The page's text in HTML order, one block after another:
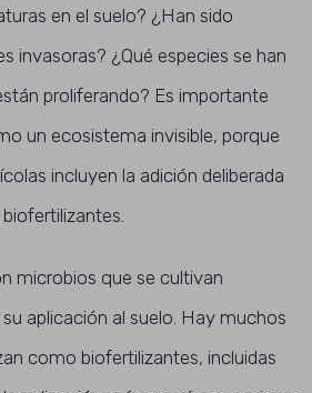
en el suelo? ¿Han sido
invasoras? ¿Qué especies se han
proliferando? Es importante
un ecosistema invisible, porque
incluyen la adición deliberada
microbios que se cultivan
aplicación al suelo. Hay muchos
como biofertilizantes, incluidas